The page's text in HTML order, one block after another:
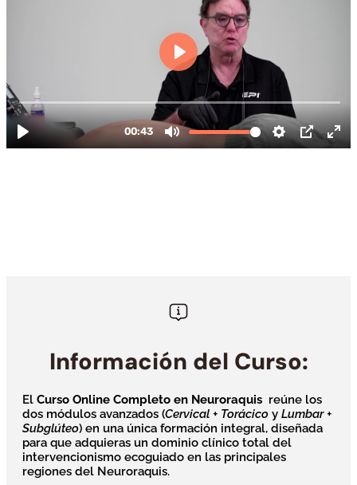
Información del Curso:
El Curso Online Completo en Neuroraquis reúne los
dos módulos avanzados (Cervical + Torácico y Lumbar +
Subglúteo) en una única formación integral, diseñada
para que adquieras un dominio clínico total del
intervencionismo ecoguiado en las principales
regiones del Neuroraquis.